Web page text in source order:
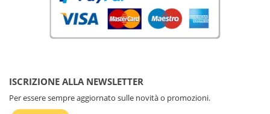
ISCRIZIONE ALLA NEWSLETTER
Per essere sempre aggiornato sulle novità o promozioni.